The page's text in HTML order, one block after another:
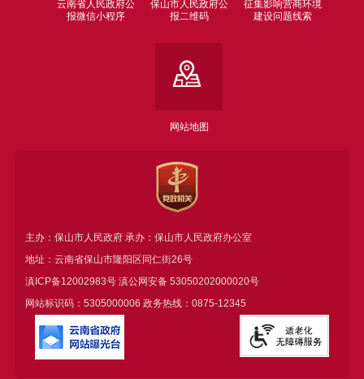
云南省人民政府公
报微信小程序
保山市人民政府公
报二维码
征集影响营商环境
建设问题线索
网站地图
主办：保山市人民政府 承办：保山市人民政府办公室
地址：云南省保山市隆阳区同仁街26号
滇ICP备12002983号滇公网安备 53050202000020号
网站标识码：5305000006 政务热线：0875-12345